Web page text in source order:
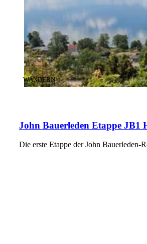
John Bauerleden Etappe JB1
KATEGORIE:
WANDERN
Die erste Etappe der John